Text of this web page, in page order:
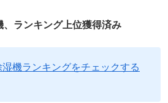
、ランキング上位獲得済み
湿機ランキングをチェックする